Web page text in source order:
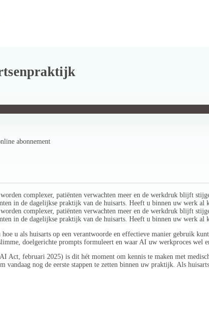
abonnement
complexer, patiënten verwachten meer en de werkdruk blijft
in de dagelijkse praktijk van de huisarts. Heeft u binnen uw werk
complexer, patiënten verwachten meer en de werkdruk blijft
in de dagelijkse praktijk van de huisarts. Heeft u binnen uw werk
u als huisarts op een verantwoorde en effectieve manier gebruik
doelgerichte prompts formuleert en waar AI uw werkproces wel
Act, februari 2025) is dit hét moment om kennis te maken met
vandaag nog de eerste stappen te zetten binnen uw praktijk. Als